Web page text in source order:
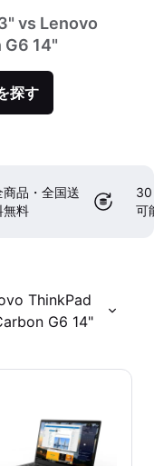
vs Lenovo
G6 14"
探す
商品・全国送
無料
30
可
ThinkPad
G6 14"